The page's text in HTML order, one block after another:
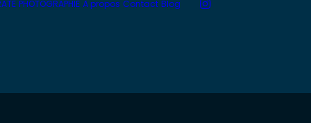
PHOTOGRAPHIE À propos Contact Blog